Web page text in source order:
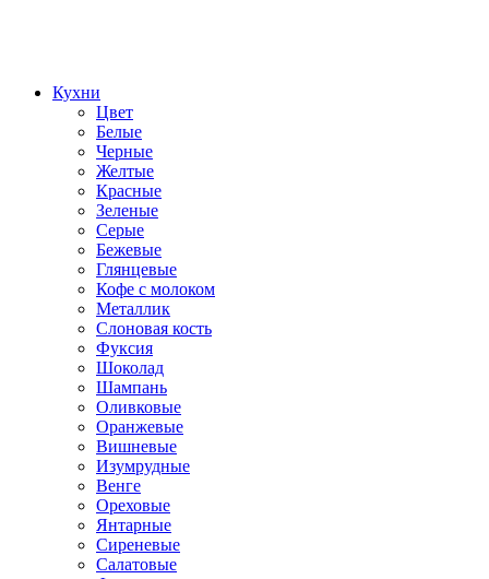
Кухни
Цвет
Белые
Черные
Желтые
Красные
Зеленые
Серые
Бежевые
Глянцевые
Кофе с молоком
Металлик
Слоновая кость
Фуксия
Шоколад
Шампань
Оливковые
Оранжевые
Вишневые
Изумрудные
Венге
Ореховые
Янтарные
Сиреневые
Салатовые